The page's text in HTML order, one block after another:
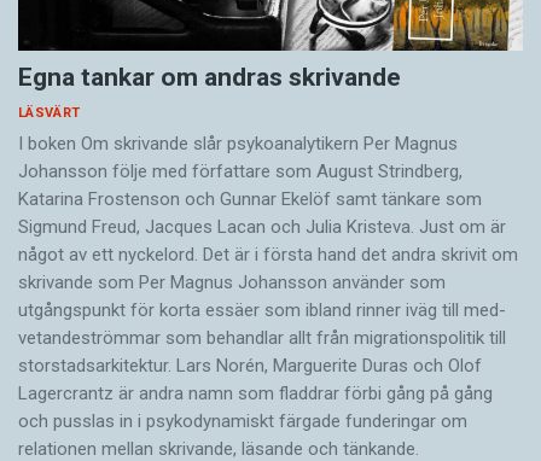
Egna tankar om andras skrivande
LÄSVÄRT
I boken Om skrivande slår psykoanalytikern Per Magnus
Johansson följe med författare som August Strindberg,
Katarina Frostenson och Gunnar Ekelöf samt tänkare som
Sigmund Freud, Jacques Lacan och Julia Kristeva. Just om är
något av ett nyckelord. Det är i första hand det andra skrivit om
skrivande som Per Magnus Johansson använder som
utgångspunkt för korta essäer som ibland rinner iväg till med­
vetandeströmmar som behandlar allt från migrationspolitik till
storstadsarkitektur. Lars Norén, Marguerite Duras och Olof
Lagercrantz är andra namn som fladdrar förbi gång på gång
och pusslas in i psykodynamiskt färgade funderingar om
relationen mellan skrivande, läsande och tänkande.